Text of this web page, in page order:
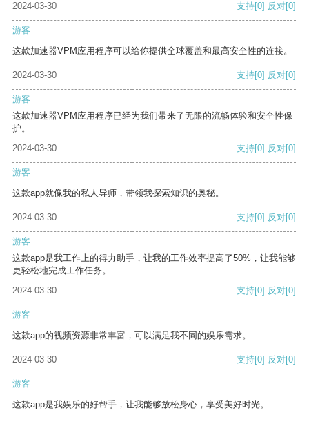
2024-03-30
支持[0] 反对[0]
游客
这款加速器VPM应用程序可以给你提供全球覆盖和最高安全性的连接。
2024-03-30 支持[0] 反对[0]
游客
这款加速器VPM应用程序已经为我们带来了无限的流畅体验和安全性保
护。
2024-03-30
支持[0] 反对[0]
游客
这款app就像我的私人导师，带领我探索知识的奥秘。
2024-03-30 支持[0] 反对[0]
游客
这款app是我工作上的得力助手，让我的工作效率提高了50%，让我能够
更轻松地完成工作任务。
2024-03-30
支持[0] 反对[0]
游客
这款app的视频资源非常丰富，可以满足我不同的娱乐需求。
2024-03-30 支持[0] 反对[0]
游客
这款app是我娱乐的好帮手，让我能够放松身心，享受美好时光。